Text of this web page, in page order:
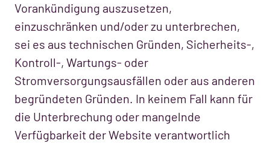
Vorankündigung auszusetzen,
einzuschränken und/oder zu unterbrechen,
sei es aus technischen Gründen, Sicherheits-,
Kontroll-, Wartungs- oder
Stromversorgungsausfällen oder aus anderen
begründeten Gründen. In keinem Fall kann für
die Unterbrechung oder mangelnde
Verfügbarkeit der Website verantwortlich